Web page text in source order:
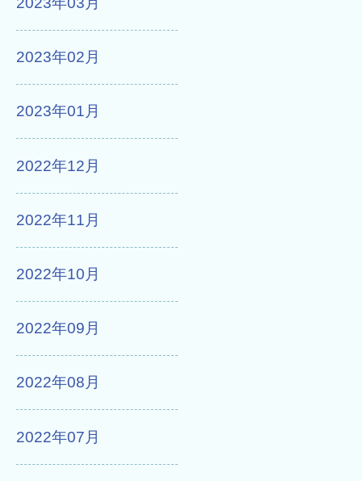
2023年02月
2023年01月
2022年12月
2022年11月
2022年10月
2022年09月
2022年08月
2022年07月